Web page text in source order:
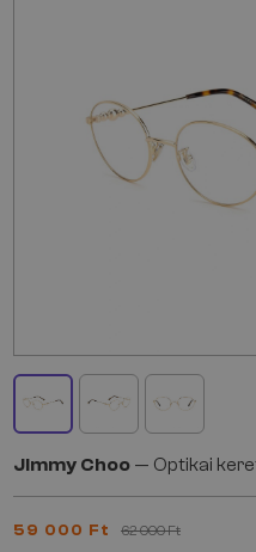
Jimmy Choo — Optikai
59 000 Ft 62 000 Ft